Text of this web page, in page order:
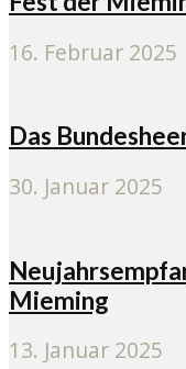
16. Februar 2025
Das
30. Januar 2025
Mieming
13. Januar 2025